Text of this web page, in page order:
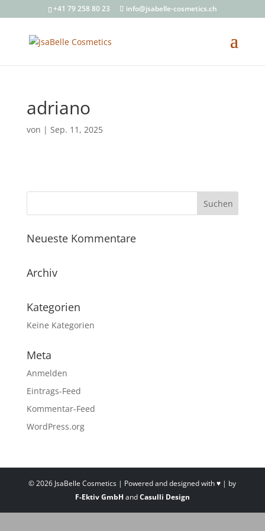
+41 79 258 80 23 info@jsabelle-cosmetics.ch
adriano
von | Sep. 11, 2025
Neueste Kommentare
Archiv
Kategorien
Keine Kategorien
Meta
Anmelden
Eintrags-Feed
Kommentar-Feed
WordPress.org
© 2026 JsaBelle Cosmetics | Powered and designed with ♥ | by
F-Ektiv GmbH andCasulli Design